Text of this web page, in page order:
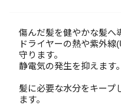
傷んだ髪を健やかな髪へ
ドライヤーの熱や紫外線
守ります。
静電気の発生を抑えます。
髪に必要な水分をキープ
ます。